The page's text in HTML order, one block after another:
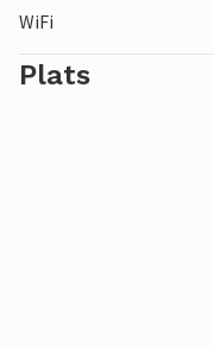
WiFi
Plats